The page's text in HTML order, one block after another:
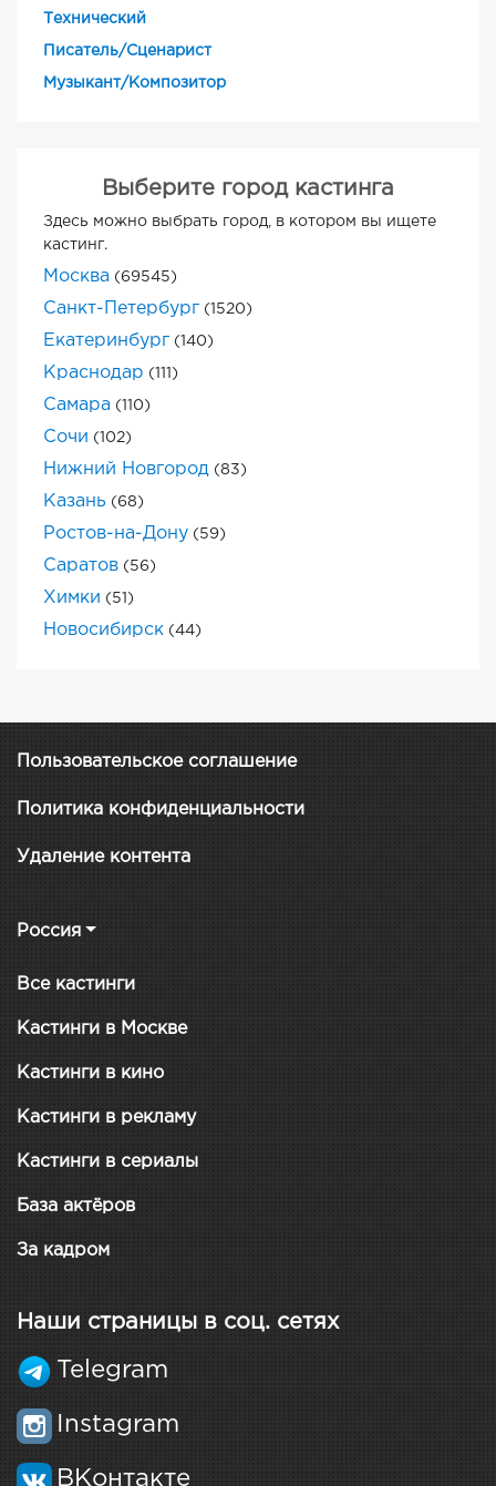
Технический
Писатель/Сценарист
Музыкант/Композитор
Выберите город кастинга
Здесь можно выбрать город, в котором вы ищете
кастинг.
Москва (69545)
Санкт-Петербург (1520)
Екатеринбург (140)
Краснодар (111)
Самара (110)
Сочи (102)
Нижний Новгород (83)
Казань (68)
Ростов-на-Дону (59)
Саратов (56)
Химки (51)
Новосибирск (44)
Пользовательское соглашение
Политика конфиденциальности
Удаление контента
Россия
Все кастинги
Кастинги в Москве
Кастинги в кино
Кастинги в рекламу
Кастинги в сериалы
База актёров
За кадром
Наши страницы в соц. сетях
Telegram
Instagram
ВКонтакте